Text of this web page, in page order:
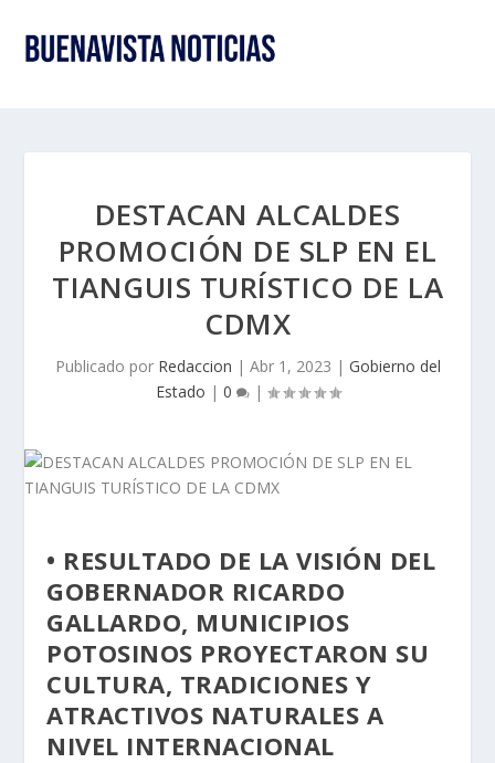
DESTACAN ALCALDES
PROMOCIÓN DE SLP EN EL
TIANGUIS TURÍSTICO DE LA
CDMX
Publicado por Redaccion | Abr 1, 2023 | Gobierno del
Estado | 0 |
• RESULTADO DE LA VISIÓN DEL
GOBERNADOR RICARDO
GALLARDO, MUNICIPIOS
POTOSINOS PROYECTARON SU
CULTURA, TRADICIONES Y
ATRACTIVOS NATURALES A
NIVEL INTERNACIONAL